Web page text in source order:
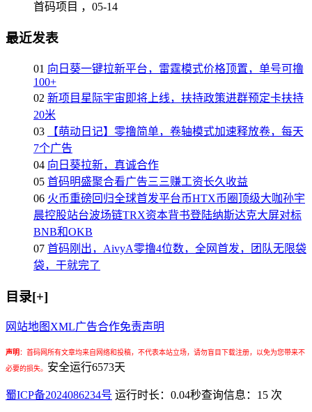
首码项目 ， 05-14
最近发表
01 向日葵一键拉新平台，雷霆模式价格顶置，单号可撸
100+
02 新项目星际宇宙即将上线，扶持政策进群预定卡扶持
20米
03
【萌动日记】零撸简单，卷轴模式加速释放卷，每天
7个广告
04 向日葵拉新，真诚合作
05 首码明盛聚合看广告三三赚工资长久收益
06 火币重磅回归全球首发平台币HTX币圈顶级大咖孙宇
晨控股站台波场链TRX资本背书登陆纳斯达克大屏对标
BNB和OKB
07 首码刚出，AivyA零撸4位数，全网首发，团队无限袋
袋，干就完了
目录[+]
网站地图 XML广告合作免责声明
声明： 首码网所有文章均来自网络和投稿，不代表本站立场，请勿盲目下载注册，以免为您带来不
必要的损失。 安全运行6573天
蜀ICP备2024086234号 运行时长：0.04秒查询信息：15 次